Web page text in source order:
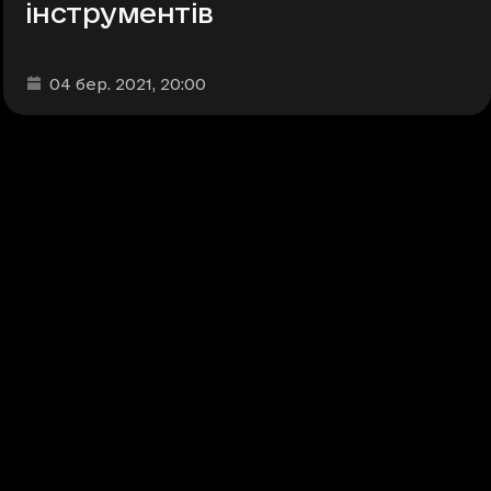
інструментів
Дата та час публікації
04 бер. 2021, 20:00